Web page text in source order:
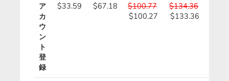
ア
カ
ウ
ン
ト
登
録
$33.59 $67.18
$100.77
$100.27
$134.36
$133.36